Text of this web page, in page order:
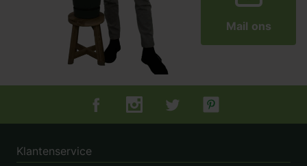
Mail ons
Tuincentrum.nl op Facebook
Tuincentrum.nl op Instagram
Tuincentrum.nl op Twitter
Tuincentrum.nl op
Klantenservice